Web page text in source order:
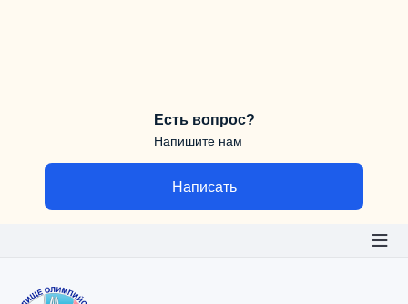
Есть вопрос?
Напишите нам
Написать